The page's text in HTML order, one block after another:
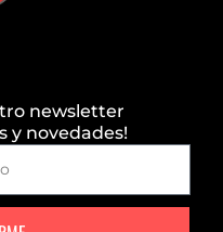
newsletter
y novedades!